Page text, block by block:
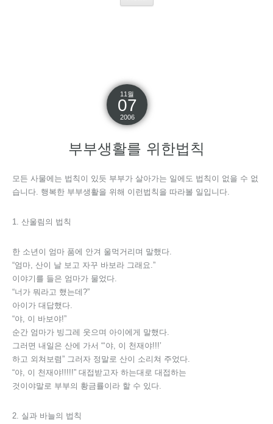
11월
07
2006
부부생활를 위한법칙
모든 사물에는 법칙이 있듯 부부가 살아가는 일에도 법칙이 없을 수 없
습니다. 행복한 부부생활을 위해 이런법칙을 따라볼 일입니다.
1. 산울림의 법칙
한 소년이 엄마 품에 안겨 울먹거리며 말했다.
“엄마, 산이 날 보고 자꾸 바보라 그래요.”
이야기를 들은 엄마가 물었다.
“너가 뭐라고 했는데?”
아이가 대답했다.
“야, 이 바보야!”
순간 엄마가 빙그레 웃으며 아이에게 말했다.
그러면 내일은 산에 가서 “‘야, 이 천재야!!!’
하고 외쳐보렴” 그러자 정말로 산이 소리쳐 주었다.
“야, 이 천재야!!!!!” 대접받고자 하는대로 대접하는
것이야말로 부부의 황금률이라 할 수 있다.
2. 실과 바늘의 법칙